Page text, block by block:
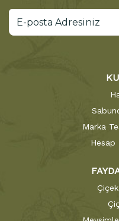
Marka
Hesap